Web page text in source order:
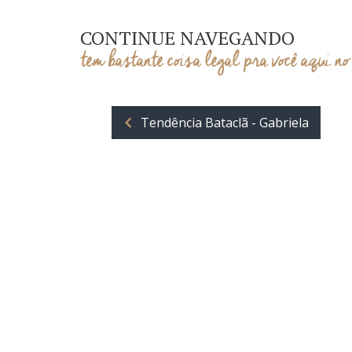
CONTINUE NAVEGANDO
tem bastante coisa legal pra você aqui
Tendência Bataclã - Gabriela